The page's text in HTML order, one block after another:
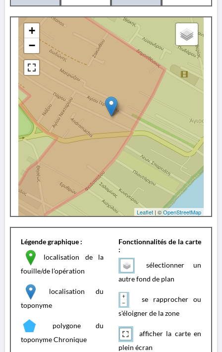
+
−
Leaflet | ©OpenStreetMap
Légende graphique :
localisation de la
fouille/de l'opération
localisation du
toponyme
polygone du
toponyme Chronique
Fonctionnalités de la carte
:
sélectionner un
autre fond de plan
se rapprocher ou
s'éloigner de la zone
afficher la carte en
plein écran